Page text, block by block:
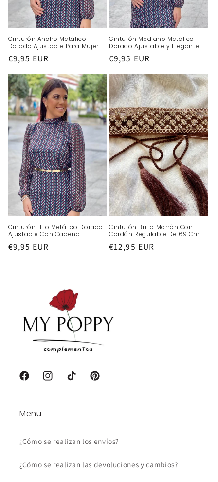
Cinturón Ancho Metálico
Dorado Ajustable Para Mujer
Precio
€9,95 EUR
Cinturón Mediano Metálico
Dorado Ajustable y Elegante
Precio
€9,95 EUR
Cinturón Hilo Metálico Dorado
Ajustable Con Cadena
Precio
€9,95 EUR
Cinturón Brillo Marrón Con
Cordón Regulable De 69 Cm
Precio
€12,95 EUR
FacebookInstagramTikTok Pinterest
Menu
¿Cómo se realizan los envíos?
¿Cómo se realizan las devoluciones y cambios?